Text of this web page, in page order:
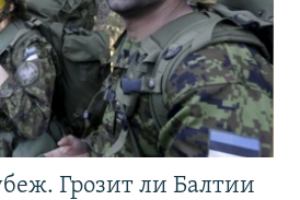
Грозит ли Балтии